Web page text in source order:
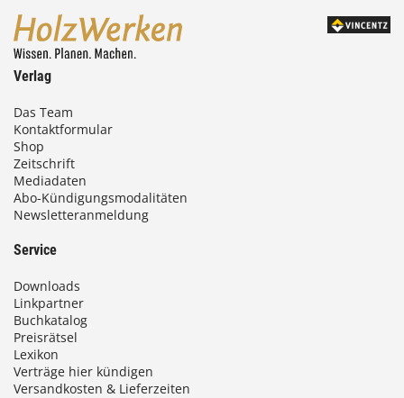
Verlag
Das Team
Kontaktformular
Shop
Zeitschrift
Mediadaten
Abo-Kündigungsmodalitäten
Newsletteranmeldung
Service
Downloads
Linkpartner
Buchkatalog
Preisrätsel
Lexikon
Verträge hier kündigen
Versandkosten & Lieferzeiten